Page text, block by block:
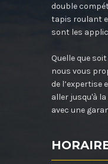
double
tapis roulant
sont les
Quelle que
nous vous
de l’expertise
aller jusqu'à
avec une